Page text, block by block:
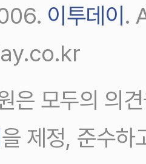
이투데이.
은 모두의 의
을 제정, 준수하